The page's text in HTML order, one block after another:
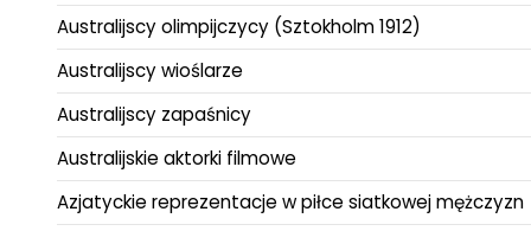
Australijscy olimpijczycy (Sztokholm 1912)
Australijscy wioślarze
Australijscy zapaśnicy
Australijskie aktorki filmowe
Azjatyckie reprezentacje w piłce siatkowej mężczyzn